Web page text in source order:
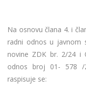
Na osnovu člana 4. i
radni odnos u javnom
novine ZDK br. 2/24 i
odnos broj 01- 578 /
raspisuje se: